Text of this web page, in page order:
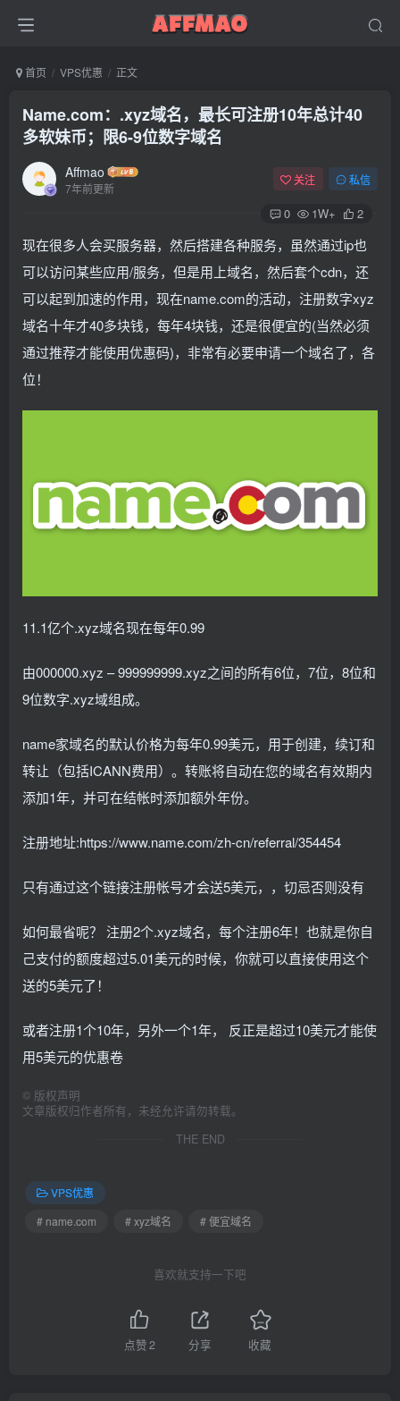
首页 VPS优惠 正文
Name.com：.xyz域名，最长可注册10年总计40
多软妹币；限6-9位数字域名
Affmao
7年前更新
关注 私信
0 1W+ 2
现在很多人会买服务器，然后搭建各种服务，虽然通过ip也
可以访问某些应用/服务，但是用上域名，然后套个cdn，还
可以起到加速的作用，现在name.com的活动，注册数字xyz
域名十年才40多块钱，每年4块钱，还是很便宜的(当然必须
通过推荐才能使用优惠码)，非常有必要申请一个域名了，各
位！
11.1亿个.xyz域名现在每年0.99
由000000.xyz – 999999999.xyz之间的所有6位，7位，8位和
9位数字.xyz域组成。
name家域名的默认价格为每年0.99美元，用于创建，续订和
转让（包括ICANN费用）。转账将自动在您的域名有效期内
添加1年，并可在结帐时添加额外年份。
注册地址:https://www.name.com/zh-cn/referral/354454
只有通过这个链接注册帐号才会送5美元，，切忌否则没有
如何最省呢？ 注册2个.xyz域名，每个注册6年！也就是你自
己支付的额度超过5.01美元的时候，你就可以直接使用这个
送的5美元了！
或者注册1个10年，另外一个1年， 反正是超过10美元才能使
用5美元的优惠卷
© 版权声明
文章版权归作者所有，未经允许请勿转载。
THE END
VPS优惠
# name.com
# xyz域名 # 便宜域名
喜欢就支持一下吧
点赞2 分享 收藏